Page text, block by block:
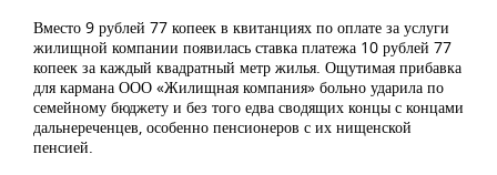
Вместо 9 рублей 77 копеек в квитанциях по оплате за услуги
жилищной компании появилась ставка платежа 10 рублей 77
копеек за каждый квадратный метр жилья. Ощутимая прибавка
для кармана ООО «Жилищная компания» больно ударила по
семейному бюджету и без того едва сводящих концы с концами
дальнереченцев, особенно пенсионеров с их нищенской
пенсией.